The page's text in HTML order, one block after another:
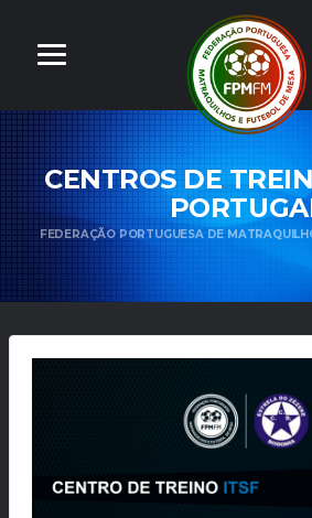
CENTROS DE
FEDERAÇÃO PORTUGUESA DE